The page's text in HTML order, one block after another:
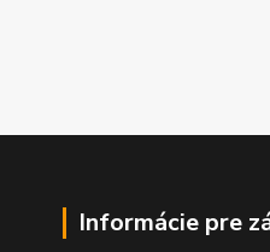
Informácie pre